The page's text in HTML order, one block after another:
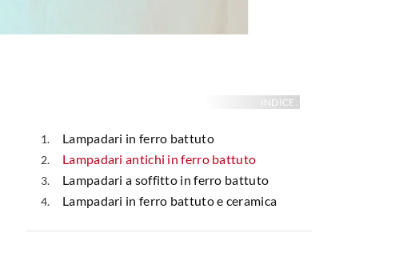
INDICE:
Lampadari in ferro battuto
Lampadari antichi in ferro battuto
Lampadari a soffitto in ferro battuto
Lampadari in ferro battuto e ceramica